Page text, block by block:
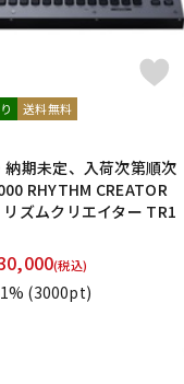
送料無料
納期未定、入荷次第順次
RHYTHM CREATOR
ズムクリエイター TR1
(税込)
(3000pt)